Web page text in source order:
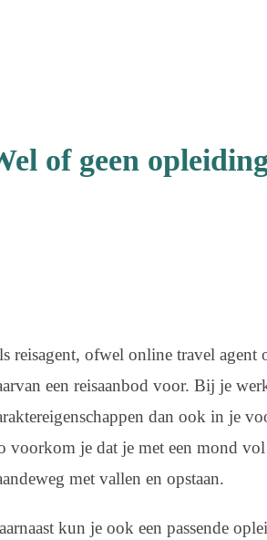
of geen
reisagent, ofwel online travel
een reisaanbod voor. Bij je
dan ook in je
voorkom je dat je met een mond
met vallen en opstaan.
kun je ook een passende